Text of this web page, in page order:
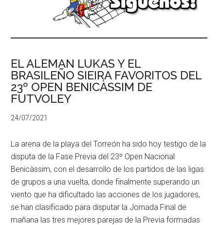
EL ALEMAN LUKAS Y EL
BRASILEÑO SIEIRA FAVORITOS DEL
23º OPEN BENICÀSSIM DE
FUTVOLEY
24/07/2021
La arena de la playa del Torreón ha sido hoy testigo de la
disputa de la Fase Previa del 23º Open Nacional
Benicàssim, con el desarrollo de los partidos de las ligas
de grupos a una vuelta, donde finalmente superando un
viento que ha dificultado las acciones de los jugadores,
se han clasificado para disputar la Jornada Final de
mañana las tres mejores parejas de la Previa formadas